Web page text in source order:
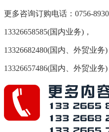
更多咨询订购电话： 0756-
13326658585(国内业务)，
13326682480(国内、外贸业务)
13326657486(国内、外贸业务)